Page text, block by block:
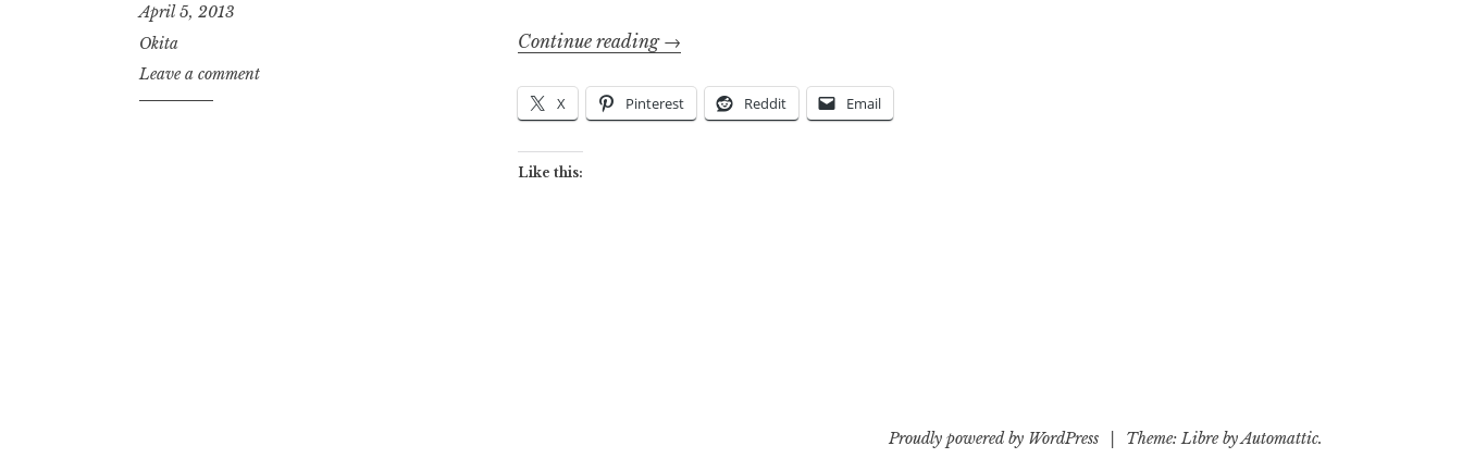
April 5, 2013
Okita
Leave a comment
Continue reading “Ginga
Majestic
→
X Pinterest Reddit Email
Like this:
Proudly powered by WordPress Theme: Libre byAutomattic.